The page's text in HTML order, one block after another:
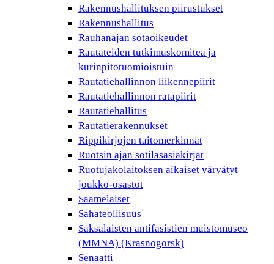
Rakennushallituksen piirustukset
Rakennushallitus
Rauhanajan sotaoikeudet
Rautateiden tutkimuskomitea ja
kurinpitotuomioistuin
Rautatiehallinnon liikennepiirit
Rautatiehallinnon ratapiirit
Rautatiehallitus
Rautatierakennukset
Rippikirjojen taitomerkinnät
Ruotsin ajan sotilasasiakirjat
Ruotujakolaitoksen aikaiset värvätyt
joukko-osastot
Saamelaiset
Sahateollisuus
Saksalaisten antifasistien muistomuseo
(MMNA) (Krasnogorsk)
Senaatti